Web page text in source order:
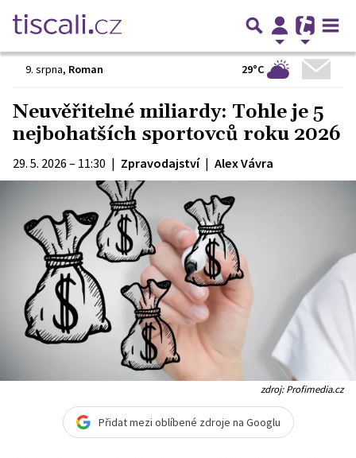
9. srpna, Roman 29°C
Neuvěřitelné miliardy: Tohle je 5
nejbohatších sportovců roku 2026
29. 5. 2026 – 11:30 | Zpravodajství | Alex Vávra
zdroj: Profimedia.cz
Přidat mezi oblíbené zdroje na Googlu